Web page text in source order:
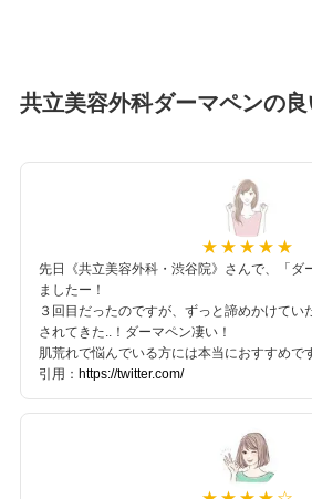
共立美容外科ダーマペンの良
先日《共立美容外科・渋谷院》さんで、「ダ
ましたー！
３回目だったのですが、ずっと諦めかけてい
されてきた..！ダーマペン凄い！
肌荒れで悩んでいる方には本当におすすめで
引用： https://twitter.com/